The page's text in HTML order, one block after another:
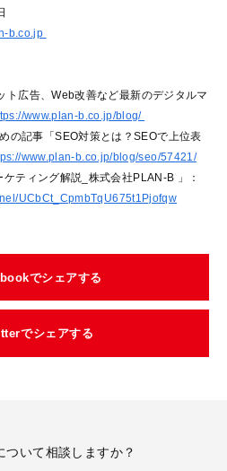
b.co.jp
ト広告、Web改善など最新のデジタルマ
www.plan-b.co.jp/blog/
の記事「SEO対策とは？SEOで上位表
www.plan-b.co.jp/blog/seo/57421/
ティング解説_株式会社PLAN-B 」：
UCbCt_CpmbTqU675t1Pjofqw
でシェアする
でシェアする
ついて相談しますか？